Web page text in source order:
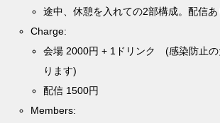
途中、休憩を入れての2部構成。配信あ
Charge:
会場 2000円 + 1ドリンク (感染防止の
ります)
配信 1500円
Members: